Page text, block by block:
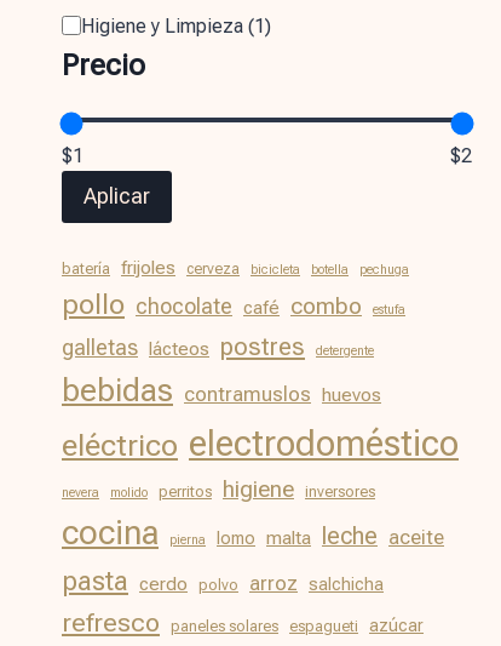
Higiene y Limpieza (1)
Precio
$1 $2
Aplicar
batería frijoles cerveza bicicleta botella pechuga
pollo chocolate café combo estufa
galletas lácteos postres detergente
bebidas contramuslos huevos
eléctrico electrodoméstico
nevera molido perritos higiene inversores
cocina pierna lomo malta leche aceite
pasta cerdo polvo arroz salchicha
refresco paneles solares espagueti azúcar